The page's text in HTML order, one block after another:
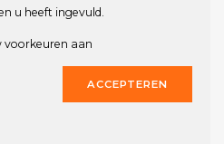
voorbehouden.
gerealiseerd doorDirk
u heeft ingevuld.
voorkeuren aan
ACCEPTEREN